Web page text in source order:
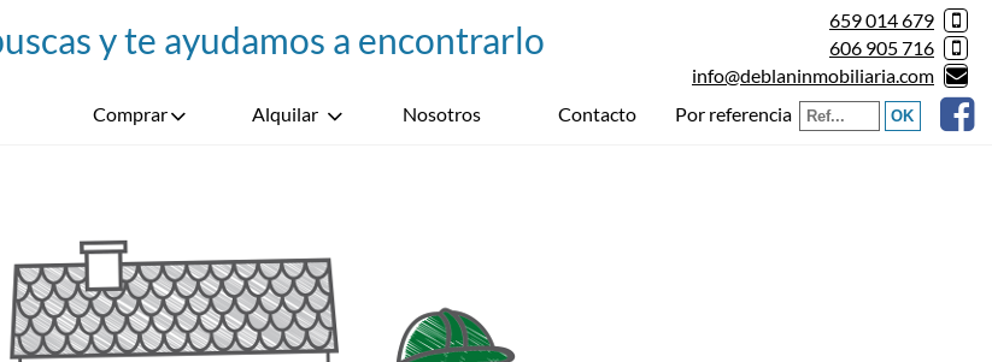
Por referencia
659 014 679
606 905 716
info@deblaninmobiliaria.com
Comprar Alquilar Nosotros Contacto